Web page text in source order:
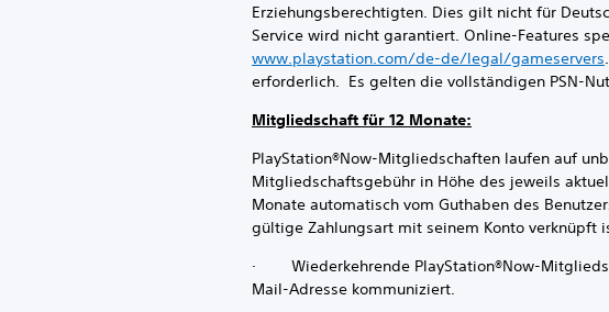
Erziehungsberechtigten. Dies gilt nicht für
Service wird nicht garantiert. Online-Features
www.playstation.com/de-de/legal/gameservers
erforderlich. Es gelten die vollständigen PSN-
Mitgliedschaft für 12 Monate:
PlayStation®Now-Mitgliedschaften laufen auf
Mitgliedschaftsgebühr in Höhe des jeweils
Monate automatisch vom Guthaben des
gültige Zahlungsart mit seinem Konto verknüpft
· Wiederkehrende PlayStation®Now-
Mail-Adresse kommuniziert.